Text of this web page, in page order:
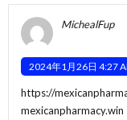
MichealFup
2024年1月26日 4:27
https://
mexicanpharmacy.win